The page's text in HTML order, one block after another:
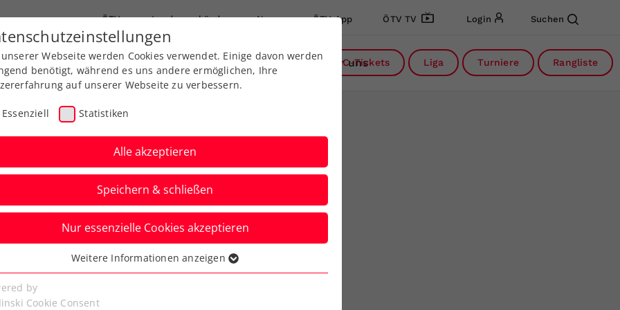
ÖTV Landesverbände News ÖTV App ÖTV TV Login Suchen
Leistungssport Ausbildung Services Über uns
DC-Tickets Liga Turniere Rangliste
schrammt nach
am Finaleinzug
Webseite werden Cookies verwendet. Einige davon werden
benötigt, während es uns andere ermöglichen, Ihre
auf unserer Webseite zu verbessern.
Essenziell Statistiken
Alle akzeptieren
Speichern & schließen
Nur essenzielle Cookies akzeptieren
Cookies werden für grundlegende Funktionen der
benötigt. Dadurch ist gewährleistet, dass die Webseite
Weitere Informationen anzeigen
by
Cookie Consent